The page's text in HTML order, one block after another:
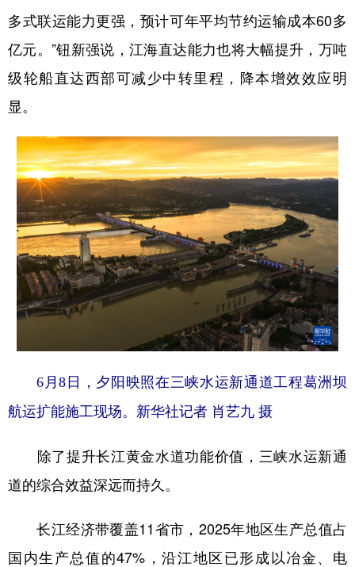
多式联运能力更强，预计可年平均节约运输成本60多
亿元。”钮新强说，江海直达能力也将大幅提升，万吨
级轮船直达西部可减少中转里程，降本增效效应明
显。
6月8日，夕阳映照在三峡水运新通道工程葛洲坝
航运扩能施工现场。新华社记者 肖艺九 摄
除了提升长江黄金水道功能价值，三峡水运新通
道的综合效益深远而持久。
长江经济带覆盖11省市，2025年地区生产总值占
国内生产总值的47%，沿江地区已形成以冶金、电